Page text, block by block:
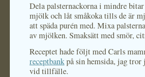
Dela palsternackorna i mindre
mjölk och låt småkoka tills de är
att späda purén med. Mixa
av mjölken. Smaksätt med smör,
Receptet hade följt med Carls
receptbankpå sin hemsida, jag tror
vid tillfälle.